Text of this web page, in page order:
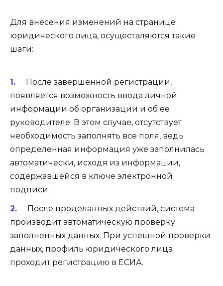
Для внесения изменений на странице
юридического лица, осуществляются такие
шаги:
После завершенной регистрации,
появляется возможность ввода личной
информации об организации и об ее
руководителе. В этом случае, отсутствует
необходимость заполнять все поля, ведь
определенная информация уже заполнилась
автоматически, исходя из информации,
содержавшейся в ключе электронной
подписи.
После проделанных действий, система
производит автоматическую проверку
заполненных данных. При успешной проверки
данных, профиль юридического лица
проходит регистрацию в ЕСИА.